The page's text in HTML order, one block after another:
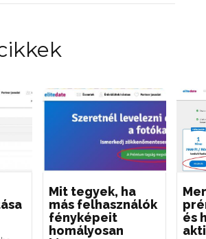
Mit tegyek, ha
más felhasználók
fényképeit
homályosan
és